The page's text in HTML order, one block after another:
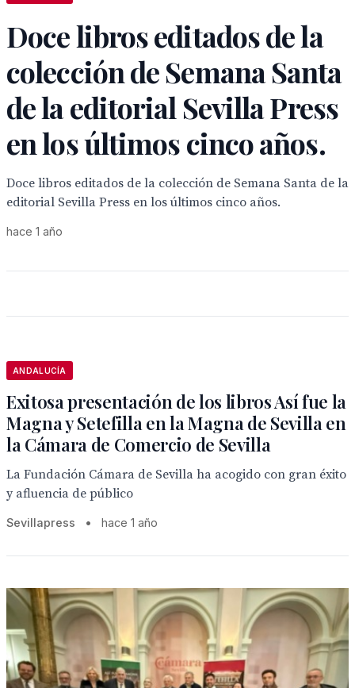
Doce libros editados de la
colección de Semana Santa
de la editorial Sevilla Press
en los últimos cinco años.
Doce libros editados de la colección de Semana Santa de la
editorial Sevilla Press en los últimos cinco años.
hace 1 año
ANDALUCÍA
Exitosa presentación de los libros Así fue la
Magna y Setefilla en la Magna de Sevilla en
la Cámara de Comercio de Sevilla
La Fundación Cámara de Sevilla ha acogido con gran éxito
y afluencia de público
Sevillapress • hace 1 año